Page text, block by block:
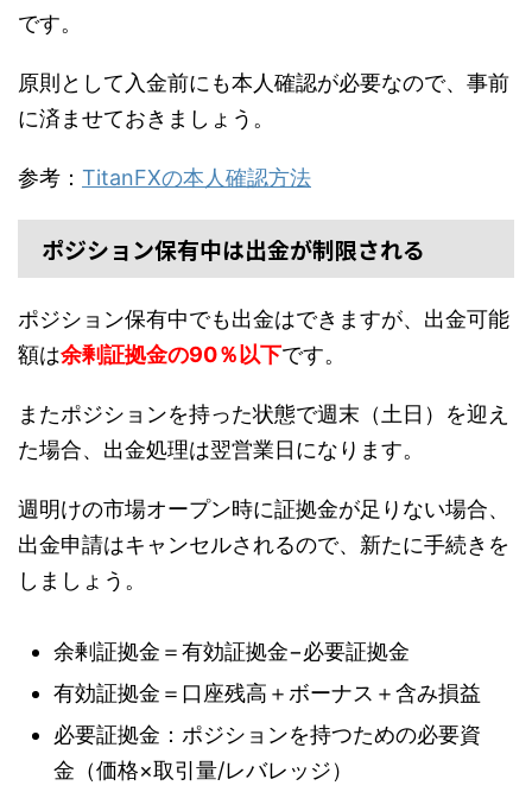
です。
原則として入金前にも本人確認が必要なので、事前
に済ませておきましょう。
参考： TitanFXの本人確認方法
ポジション保有中は出金が制限される
ポジション保有中でも出金はできますが、出金可能
額は余剰証拠金の90％以下です。
またポジションを持った状態で週末（土日）を迎え
た場合、出金処理は翌営業日になります。
週明けの市場オープン時に証拠金が足りない場合、
出金申請はキャンセルされるので、新たに手続きを
しましょう。
余剰証拠金＝有効証拠金−必要証拠金
有効証拠金＝口座残高＋ボーナス＋含み損益
必要証拠金：ポジションを持つための必要資
金（価格×取引量/レバレッジ）